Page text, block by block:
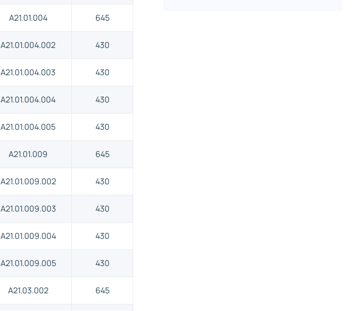
A21.01.004 645
A21.01.004.002 430
A21.01.004.003 430
A21.01.004.004 430
A21.01.004.005 430
A21.01.009 645
A21.01.009.002 430
A21.01.009.003 430
A21.01.009.004 430
A21.01.009.005 430
A21.03.002 645